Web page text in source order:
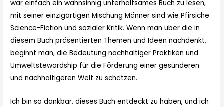
war einfach ein wahnsinnig unterhaltsames Buch zu lesen,
mit seiner einzigartigen Mischung Männer sind wie Pfirsiche
Science-Fiction und sozialer Kritik. Wenn man über die in
diesem Buch präsentierten Themen und Ideen nachdenkt,
beginnt man, die Bedeutung nachhaltiger Praktiken und
Umweltstewardship für die Förderung einer gesünderen
und nachhaltigeren Welt zu schätzen.
Ich bin so dankbar, dieses Buch entdeckt zu haben, und ich